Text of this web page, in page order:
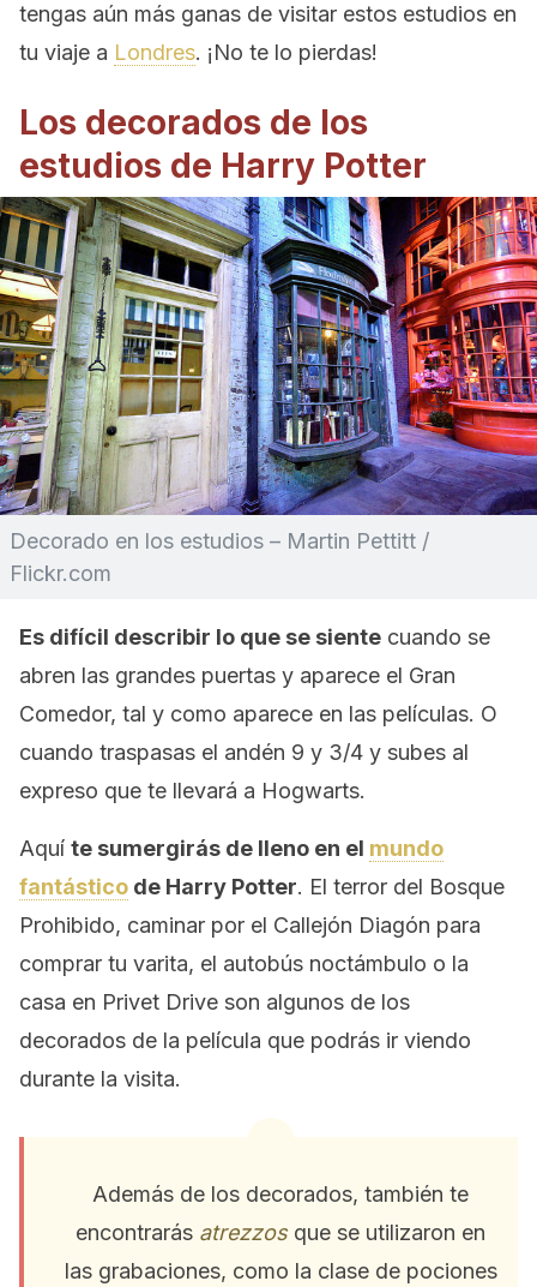
tengas aún más ganas de visitar estos estudios en
tu viaje a Londres. ¡No te lo pierdas!
Los decorados de los
estudios de Harry Potter
Decorado en los estudios – Martin Pettitt /
Flickr.com
Es difícil describir lo que se siente cuando se
abren las grandes puertas y aparece el Gran
Comedor, tal y como aparece en las películas. O
cuando traspasas el andén 9 y 3/4 y subes al
expreso que te llevará a Hogwarts.
Aquí te sumergirás de lleno en el mundo
fantástico de Harry Potter. El terror del Bosque
Prohibido, caminar por el Callejón Diagón para
comprar tu varita, el autobús noctámbulo o la
casa en Privet Drive son algunos de los
decorados de la película que podrás ir viendo
durante la visita.
Además de los decorados, también te
encontrarás atrezzos que se utilizaron en
las grabaciones, como la clase de pociones